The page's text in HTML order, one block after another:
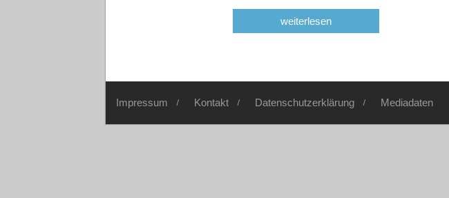
weiterlesen
Impressum Kontakt Datenschutzerklärung Mediadaten